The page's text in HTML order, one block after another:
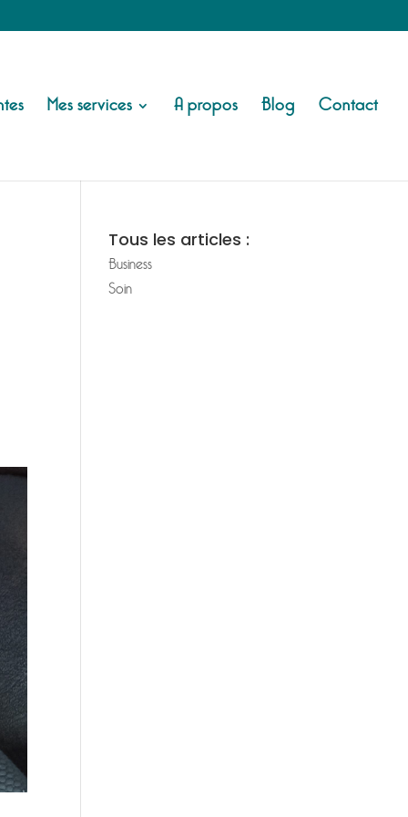
Mes services A propos Blog Contact
Tous les articles :
Business
Soin